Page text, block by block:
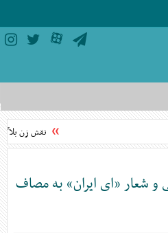
نقش زن
شعار «ای ایران» به مصاف